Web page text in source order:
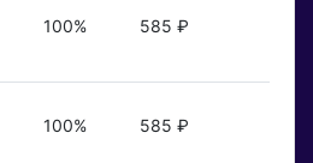
100% 585 ₽
100% 585 ₽